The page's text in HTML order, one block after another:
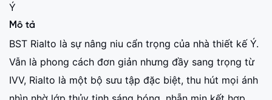
Ý
Mô tả
BST Rialto là sự nâng niu cẩn trọng của nhà thiết kế Ý.
Vẫn là phong cách đơn giản nhưng đầy sang trọng từ
IVV, Rialto là một bộ sưu tập đặc biệt, thu hút mọi ánh